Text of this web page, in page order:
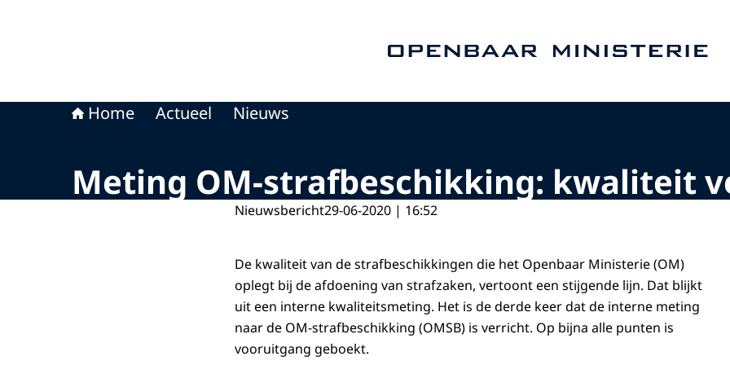
Home Actueel Nieuws
Meting OM-strafbeschikking: kwaliteit
Nieuwsbericht29-06-2020 | 16:52
De kwaliteit van de strafbeschikkingen die het Openbaar Ministerie (OM)
oplegt bij de afdoening van strafzaken, vertoont een stijgende lijn. Dat blijkt
uit een interne kwaliteitsmeting. Het is de derde keer dat de interne meting
naar de OM-strafbeschikking (OMSB) is verricht. Op bijna alle punten is
vooruitgang geboekt.